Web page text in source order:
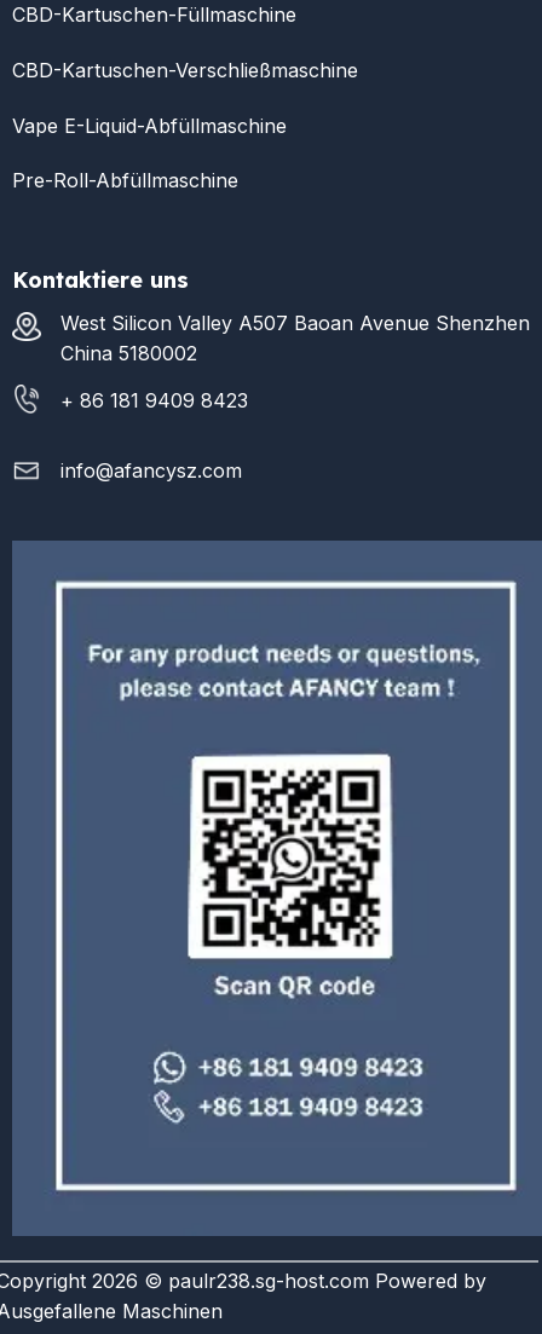
CBD-Kartuschen-Füllmaschine
CBD-Kartuschen-Verschließmaschine
Vape E-Liquid-Abfüllmaschine
Pre-Roll-Abfüllmaschine
Kontaktiere uns
West Silicon Valley A507 Baoan Avenue Shenzhen
China 5180002
+ 86 181 9409 8423
info@afancysz.com
2026 © paulr238.sg-host.com Powered by
Maschinen